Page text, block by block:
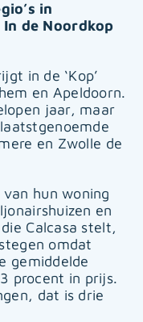
in
de Noordkop
in de ‘Kop’
en Apeldoorn.
jaar, maar
en Zwolle de
hun woning
en
Calcasa stelt,
omdat
gemiddelde
procent in prijs.
dat is drie